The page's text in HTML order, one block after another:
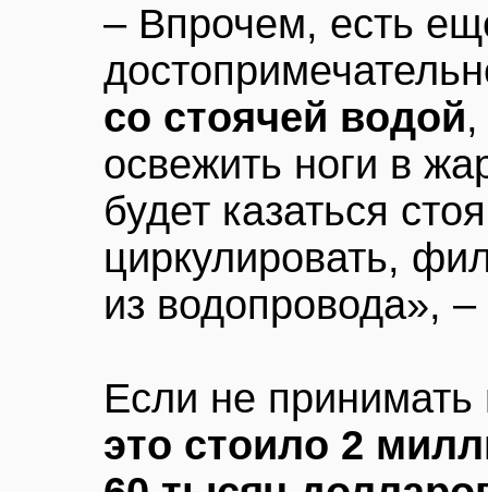
– Впрочем, есть
со стоячей водой
освежить ноги в
будет казаться
циркулировать,
из водопровода», –
Если не
это стоило 2